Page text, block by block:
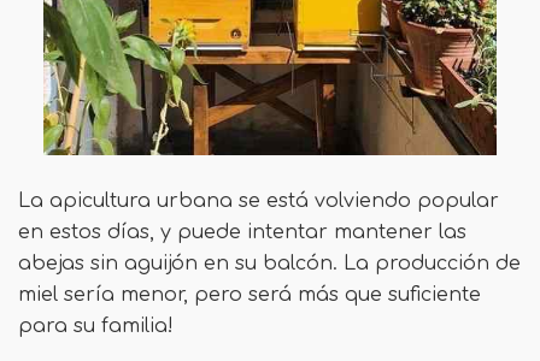
La apicultura urbana se está volviendo popular
en estos días, y puede intentar mantener las
abejas sin aguijón en su balcón. La producción de
miel sería menor, pero será más que suficiente
para su familia!